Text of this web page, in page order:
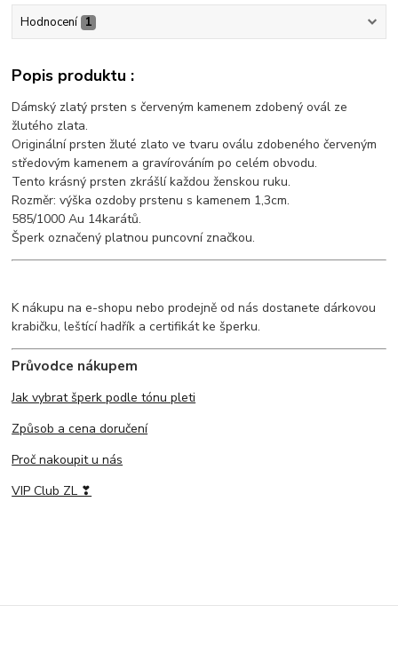
Hodnocení 1
Popis produktu :
Dámský zlatý prsten s červeným kamenem zdobený ovál ze
žlutého zlata.
Originální prsten žluté zlato ve tvaru oválu zdobeného červeným
středovým kamenem a gravírováním po celém obvodu.
Tento krásný prsten zkrášlí každou ženskou ruku.
Rozměr: výška ozdoby prstenu s kamenem 1,3cm.
585/1000 Au 14karátů.
Šperk označený platnou puncovní značkou.
K nákupu na e-shopu nebo prodejně od nás dostanete dárkovou
krabičku, leštící hadřík a certifikát ke šperku.
Průvodce nákupem
Jak vybrat šperk podle tónu pleti
Způsob a cena doručení
Proč nakoupit u nás
VIP Club ZL ❣